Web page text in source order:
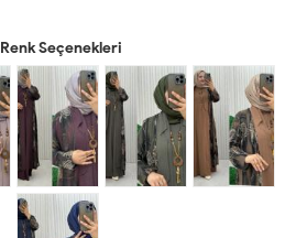
Renk Seçenekleri